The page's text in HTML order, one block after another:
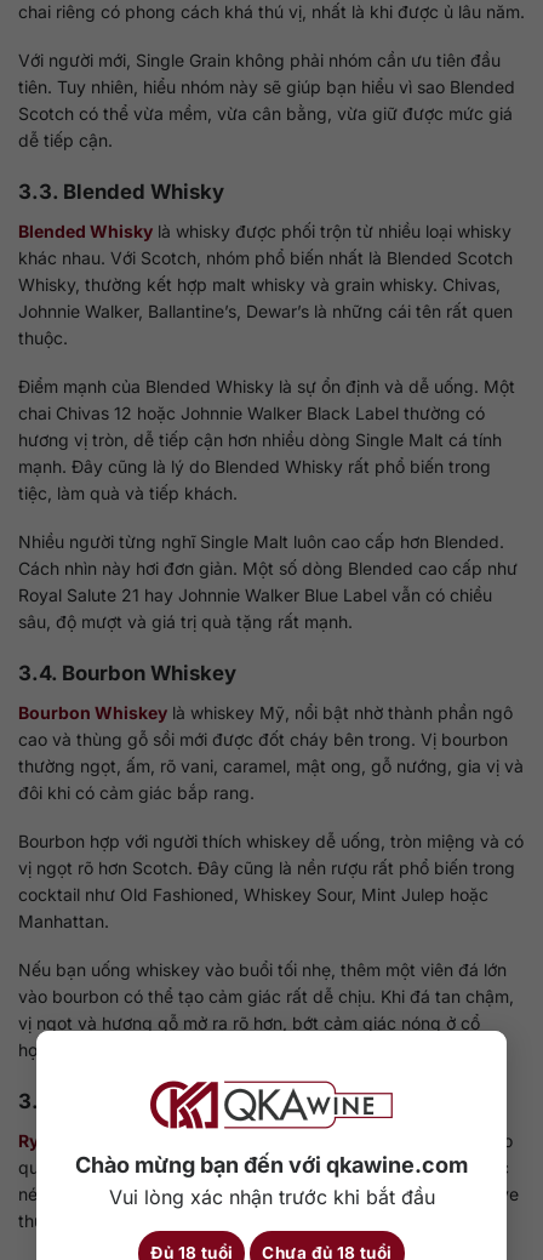
Chào mừng bạn đến với qkawine.com
Vui lòng xác nhận trước khi bắt đầu
Đủ 18 tuổi Chưa đủ 18 tuổi
chai riêng có phong cách khá thú vị, nhất là khi được ủ lâu năm.
Với người mới, Single Grain không phải nhóm cần ưu tiên đầu
tiên. Tuy nhiên, hiểu nhóm này sẽ giúp bạn hiểu vì sao Blended
Scotch có thể vừa mềm, vừa cân bằng, vừa giữ được mức giá
dễ tiếp cận.
3.3. Blended Whisky
Blended Whisky là whisky được phối trộn từ nhiều loại whisky
khác nhau. Với Scotch, nhóm phổ biến nhất là Blended Scotch
Whisky, thường kết hợp malt whisky và grain whisky. Chivas,
Johnnie Walker, Ballantine’s, Dewar’s là những cái tên rất quen
thuộc.
Điểm mạnh của Blended Whisky là sự ổn định và dễ uống. Một
chai Chivas 12 hoặc Johnnie Walker Black Label thường có
hương vị tròn, dễ tiếp cận hơn nhiều dòng Single Malt cá tính
mạnh. Đây cũng là lý do Blended Whisky rất phổ biến trong
tiệc, làm quà và tiếp khách.
Nhiều người từng nghĩ Single Malt luôn cao cấp hơn Blended.
Cách nhìn này hơi đơn giản. Một số dòng Blended cao cấp như
Royal Salute 21 hay Johnnie Walker Blue Label vẫn có chiều
sâu, độ mượt và giá trị quà tặng rất mạnh.
3.4. Bourbon Whiskey
Bourbon Whiskey là whiskey Mỹ, nổi bật nhờ thành phần ngô
cao và thùng gỗ sồi mới được đốt cháy bên trong. Vị bourbon
thường ngọt, ấm, rõ vani, caramel, mật ong, gỗ nướng, gia vị và
đôi khi có cảm giác bắp rang.
Bourbon hợp với người thích whiskey dễ uống, tròn miệng và có
vị ngọt rõ hơn Scotch. Đây cũng là nền rượu rất phổ biến trong
cocktail như Old Fashioned, Whiskey Sour, Mint Julep hoặc
Manhattan.
Nếu bạn uống whiskey vào buổi tối nhẹ, thêm một viên đá lớn
vào bourbon có thể tạo cảm giác rất dễ chịu. Khi đá tan chậm,
vị ngọt và hương gỗ mở ra rõ hơn, bớt cảm giác nóng ở cổ
họng.
3.5. Rye Whiskey
Rye Whiskey
được làm từ lúa mạch đen với tỷ lệ cao, tùy theo
quy định từng quốc gia. Phong cách rye thường cay, khô, sắc
nét và nhiều gia vị hơn bourbon. Nếu bourbon tròn và ngọt, rye
thường tạo cảm giác gọn, mạnh và có điểm nhấn rõ hơn.